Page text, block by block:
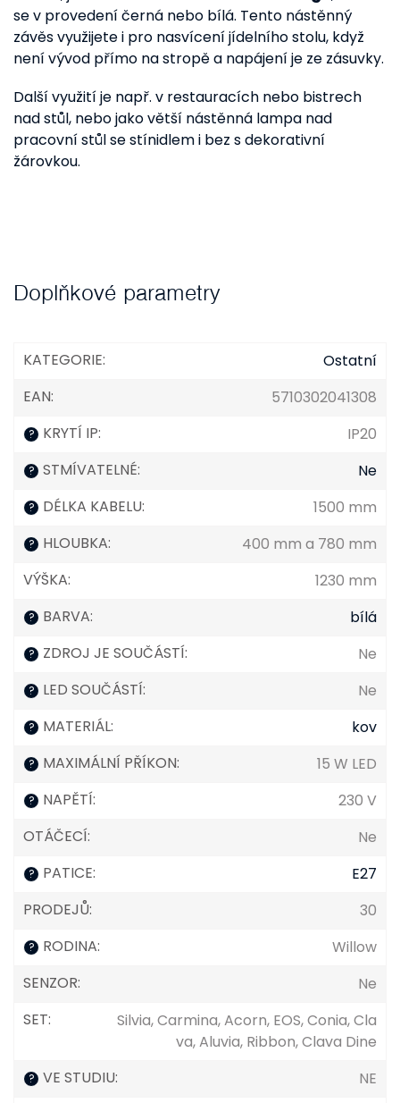
se v provedení černá nebo bílá. Tento nástěnný
závěs využijete i pro nasvícení jídelního stolu, když
není vývod přímo na stropě a napájení je ze zásuvky.
Další využití je např. v restauracích nebo bistrech
nad stůl, nebo jako větší nástěnná lampa nad
pracovní stůl se stínidlem i bez s dekorativní
žárovkou.
Doplňkové parametry
KATEGORIE:
Ostatní
EAN: 5710302041308
? KRYTÍ IP: IP20
? STMÍVATELNÉ: Ne
? DÉLKA KABELU: 1500 mm
? HLOUBKA:
400 mm a 780 mm
VÝŠKA: 1230 mm
? BARVA: bílá
? ZDROJ JE SOUČÁSTÍ: Ne
? LED SOUČÁSTÍ: Ne
? MATERIÁL: kov
? MAXIMÁLNÍ PŘÍKON: 15 W LED
? NAPĚTÍ:
230 V
OTÁČECÍ: Ne
? PATICE:
E27
PRODEJŮ: 30
? RODINA:
Willow
SENZOR:
Ne
SET:
Silvia, Carmina, Acorn, EOS, Conia, Cla
va, Aluvia, Ribbon, Clava Dine
? VE STUDIU:
NE